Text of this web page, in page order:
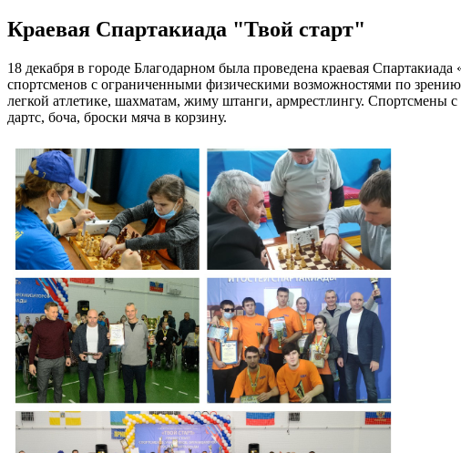
Краевая Спартакиада "Твой старт"
18 декабря в городе Благодарном была проведена краевая
спортсменов с ограниченными физическими возможностями по
легкой атлетике, шахматам, жиму штанги, армрестлингу. Спортсмены с
дартс, боча, броски мяча в корзину.